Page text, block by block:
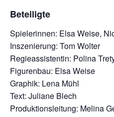
Beteiligte
Spielerinnen: Elsa Weise,
Inszenierung: Tom Wolter
Regieassistentin: Polina
Figurenbau: Elsa Weise
Graphik: Lena Mühl
Text: Juliane Blech
Produktionsleitung: Melina